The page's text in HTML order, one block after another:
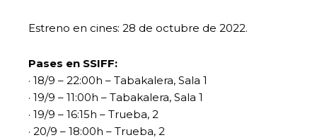
Estreno en cines: 28 de octubre de 2022.
Pases en SSIFF:
· 18/9 – 22:00h – Tabakalera, Sala 1
· 19/9 – 11:00h – Tabakalera, Sala 1
· 19/9 – 16:15h – Trueba, 2
· 20/9 – 18:00h – Trueba, 2